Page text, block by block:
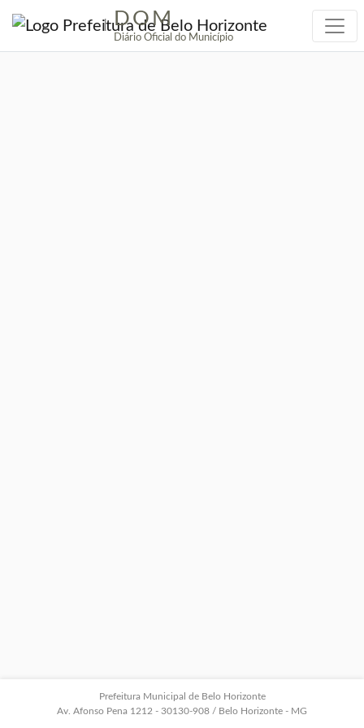
| DOM
Diário Oficial do Município
Prefeitura Municipal de Belo Horizonte
Av. Afonso Pena 1212 - 30130-908 / Belo Horizonte - MG